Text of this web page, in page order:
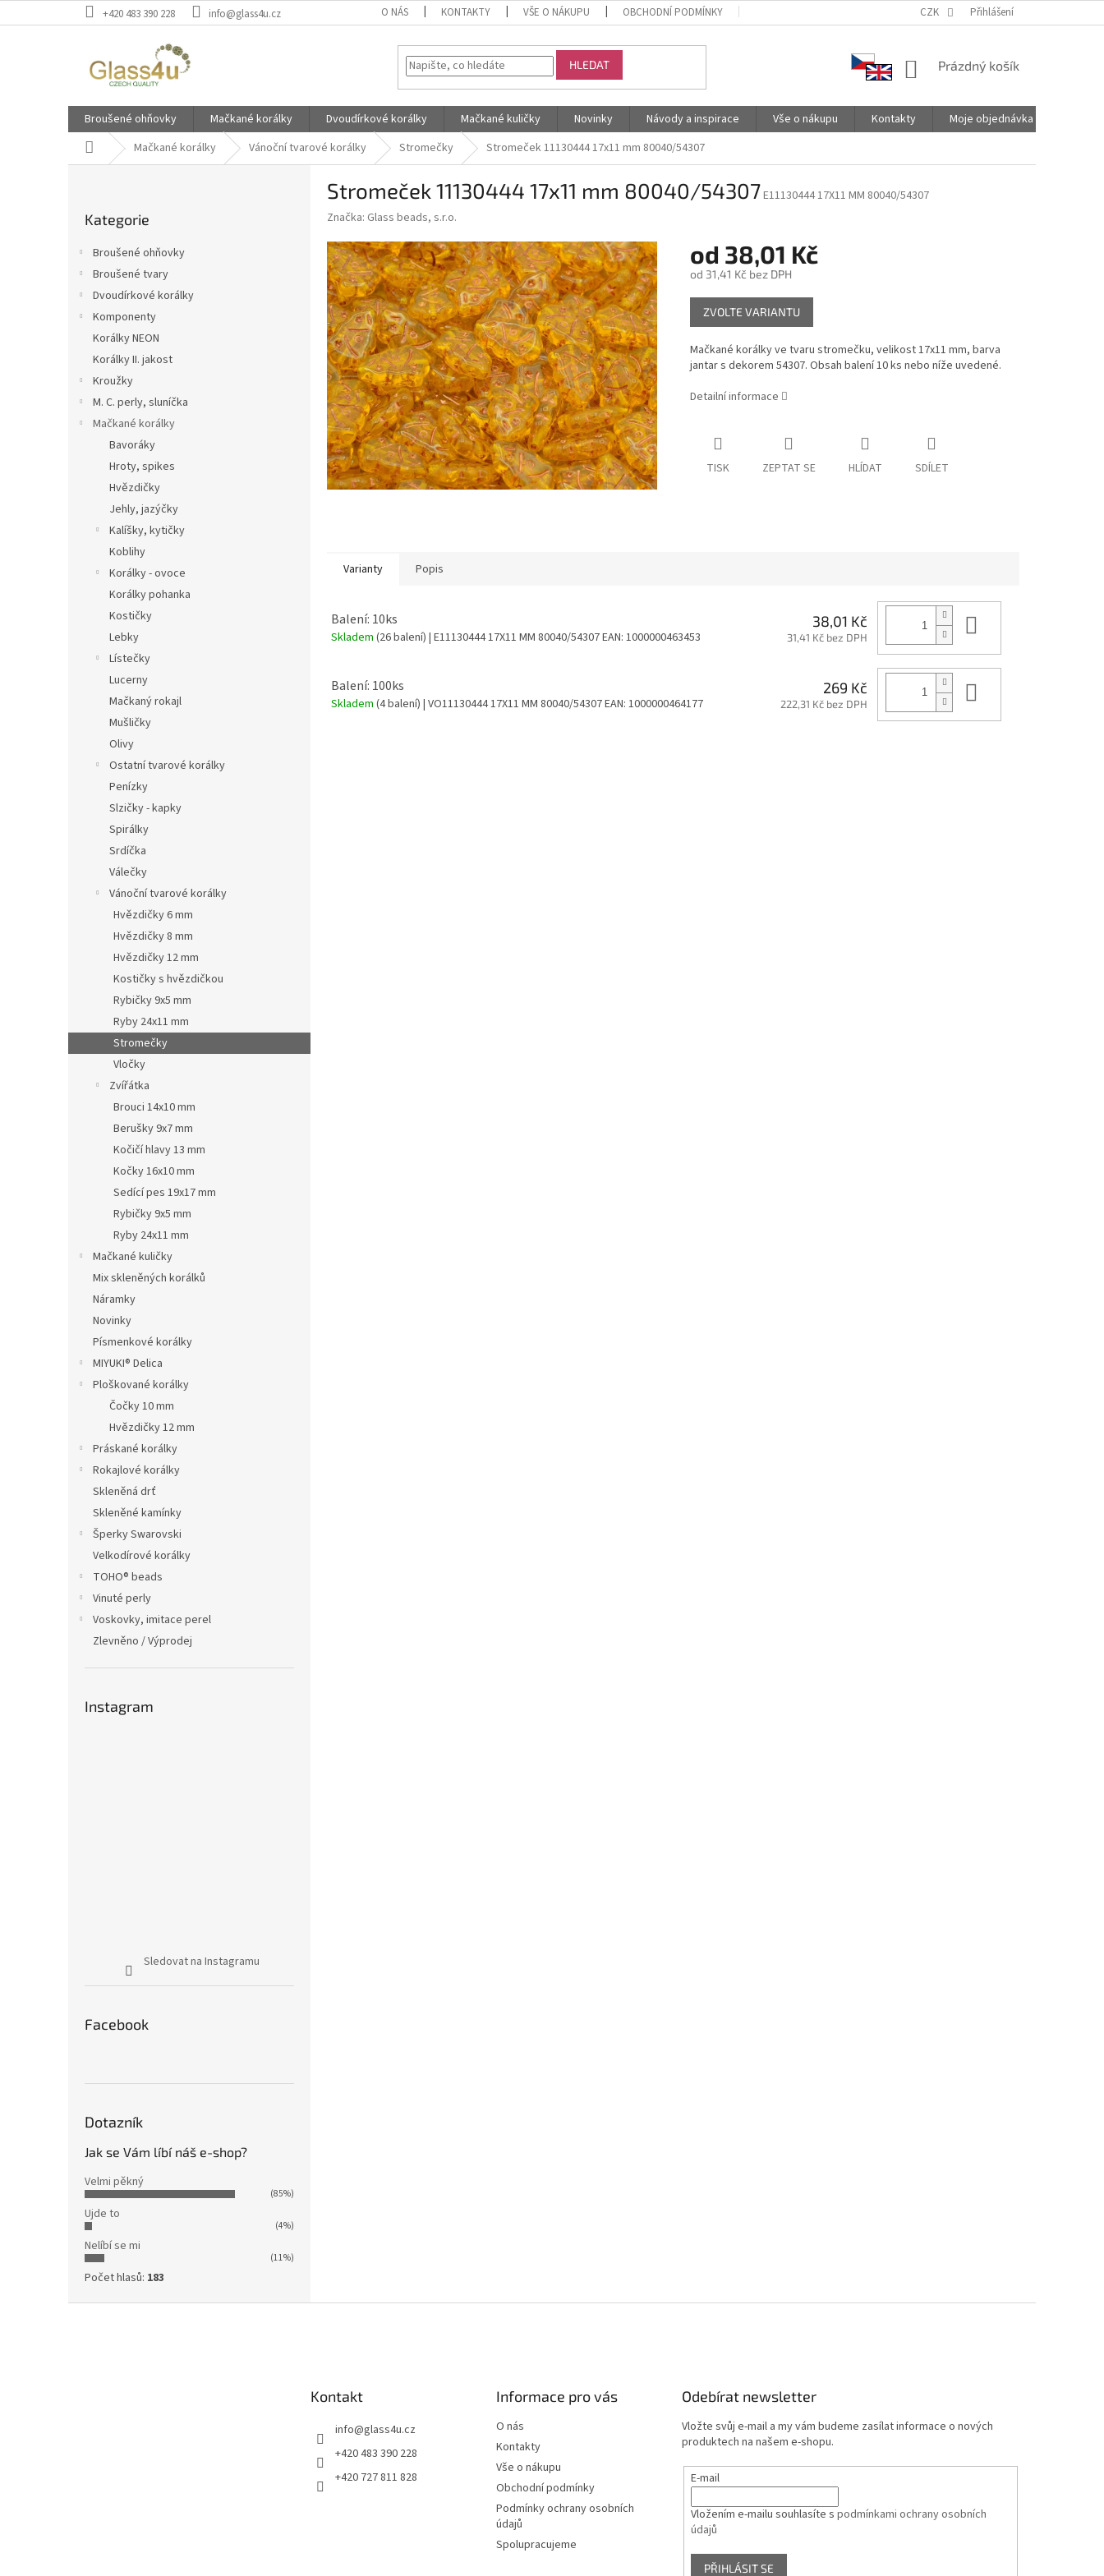
na
+420 483 390 228 info@glass4u.cz O NÁS KONTAKTY VŠE O NÁKUPU OBCHODNÍ PODMÍNKY PODMÍNKY OCHRANY OSOBNÍCH ÚDAJŮ SPOLUPRACUJEME
CZK Přihlášení
HLEDAT
NÁKUPNÍ
Prázdný košík
Broušené ohňovky Mačkané korálky Dvoudírkové korálky Mačkané kuličky Novinky Návody a inspirace Vše o nákupu Kontakty
Moje objednávka
Domů Mačkané korálky Vánoční tvarové korálky Stromečky Stromeček 11130444 17x11 mm 80040/54307
kategorie
Kategorie
Broušené ohňovky
Broušené tvary
Dvoudírkové korálky
Komponenty
Korálky NEON
Korálky II. jakost
Kroužky
M. C. perly, sluníčka
Mačkané korálky
Bavoráky
Hroty, spikes
Hvězdičky
Jehly, jazýčky
Kalíšky, kytičky
Koblihy
Korálky - ovoce
Korálky pohanka
Kostičky
Lebky
Lístečky
Lucerny
Mačkaný rokajl
Mušličky
Olivy
Ostatní tvarové korálky
Penízky
Slzičky - kapky
Spirálky
Srdíčka
Válečky
Vánoční tvarové korálky
Hvězdičky 6 mm
Hvězdičky 8 mm
Hvězdičky 12 mm
Kostičky s hvězdičkou
Rybičky 9x5 mm
Ryby 24x11 mm
Stromečky
Vločky
Zvířátka
Brouci 14x10 mm
Berušky 9x7 mm
Kočičí hlavy 13 mm
Kočky 16x10 mm
Sedící pes 19x17 mm
Rybičky 9x5 mm
Ryby 24x11 mm
Mačkané kuličky
Mix skleněných korálků
Náramky
Novinky
Písmenkové korálky
MIYUKI® Delica
Ploškované korálky
Čočky 10 mm
Hvězdičky 12 mm
Práskané korálky
Rokajlové korálky
Skleněná drť
Skleněné kamínky
Šperky Swarovski
Velkodírové korálky
TOHO® beads
Vinuté perly
Voskovky, imitace perel
Zlevněno / Výprodej
Instagram
Sledovat na Instagramu
Facebook
Dotazník
Jak se Vám líbí náš e-shop?
Velmi pěkný
(85%)
Ujde to
(4%)
Nelíbí se mi
(11%)
Počet hlasů: 183
Stromeček 11130444 17x11 mm 80040/54307E11130444 17X11 MM 80040/54307
Značka: Glass beads, s.r.o.
od 38,01 Kč
od 31,41 Kčbez DPH
Měrná
cena:
ZVOLTE VARIANTU
Mačkané korálky ve tvaru stromečku, velikost 17x11 mm, barva
jantar s dekorem 54307. Obsah balení 10 ks nebo níže uvedené.
Detailní informace
TISK ZEPTAT SE HLÍDAT SDÍLET
Varianty Popis
Balení: 10ks
Skladem (26 balení) | E11130444 17X11 MM 80040/54307EAN: 1000000463453
38,01 Kč
31,41 Kč bez DPH
Balení: 100ks
Skladem (4 balení) | VO11130444 17X11 MM 80040/54307EAN: 1000000464177
269 Kč
222,31 Kč bez DPH
Kontakt
info@glass4u.cz
+420 483 390 228
+420 727 811 828
Informace pro vás
O nás
Kontakty
Vše o nákupu
Obchodní podmínky
Podmínky ochrany osobních
údajů
Spolupracujeme
Odebírat newsletter
Vložte svůj e-mail a my vám budeme zasílat informace o nových
produktech na našem e-shopu.
E-mail
Vložením e-mailu souhlasíte spodmínkami ochrany osobních
údajů
PŘIHLÁSIT SE